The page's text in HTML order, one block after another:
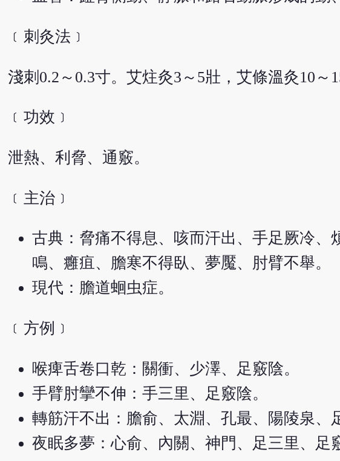
﹝刺灸法﹞
淺刺0.2～0.3寸。艾炷灸3～5壯，艾條溫灸10～
﹝功效﹞
泄熱、利脅、通竅。
﹝主治﹞
古典：脅痛不得息、咳而汗出、手足厥冷
鳴、癰疽、膽寒不得臥、夢魘、肘臂不舉。
現代：膽道蛔虫症。
﹝方例﹞
喉痺舌卷口乾：關衝、少澤、足竅陰。
手臂肘攣不伸：手三里、足竅陰。
轉筋汗不出：膽俞、太淵、孔最、陽陵泉、
夜眠多夢：心俞、內關、神門、足三里、足